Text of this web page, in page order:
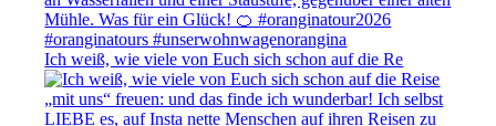
Ich weiß, wie viele von Euch sich schon auf die Re